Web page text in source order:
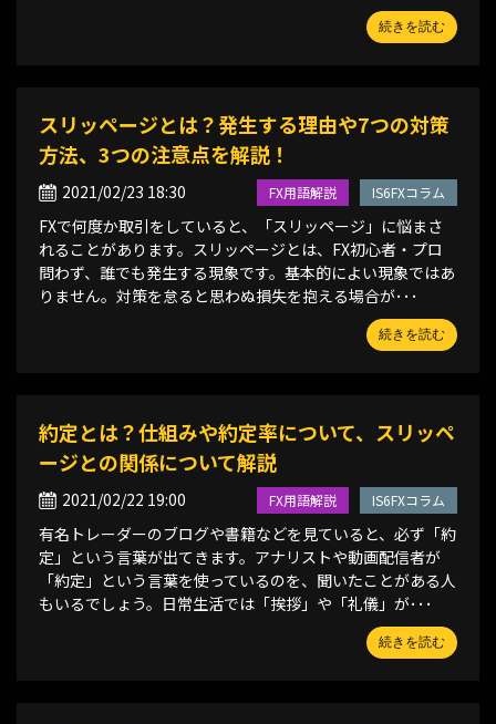
続きを読む
スリッページとは？発生する理由や7つの対策
方法、3つの注意点を解説！
2021/02/23 18:30
FXで何度か取引をしていると、「スリッページ」に悩まさ
れることがあります。スリッページとは、FX初心者・プロ
問わず、誰でも発生する現象です。基本的によい現象ではあ
りません。対策を怠ると思わぬ損失を抱える場合が･･･
続きを読む
FX用語解説 IS6FXコラム
約定とは？仕組みや約定率について、スリッペ
ージとの関係について解説
2021/02/22 19:00
有名トレーダーのブログや書籍などを見ていると、必ず「約
定」という言葉が出てきます。アナリストや動画配信者が
「約定」という言葉を使っているのを、聞いたことがある人
もいるでしょう。日常生活では「挨拶」や「礼儀」が･･･
続きを読む
FX用語解説 IS6FXコラム